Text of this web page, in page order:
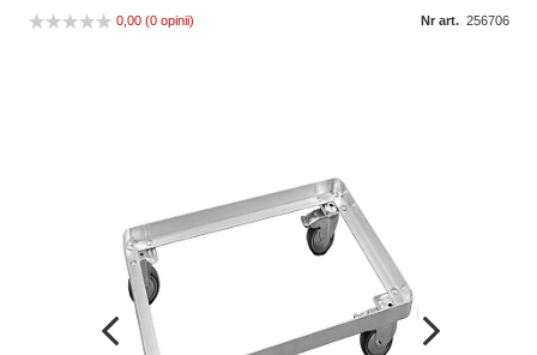
0,00 (0 opinii) Nr art. 256706